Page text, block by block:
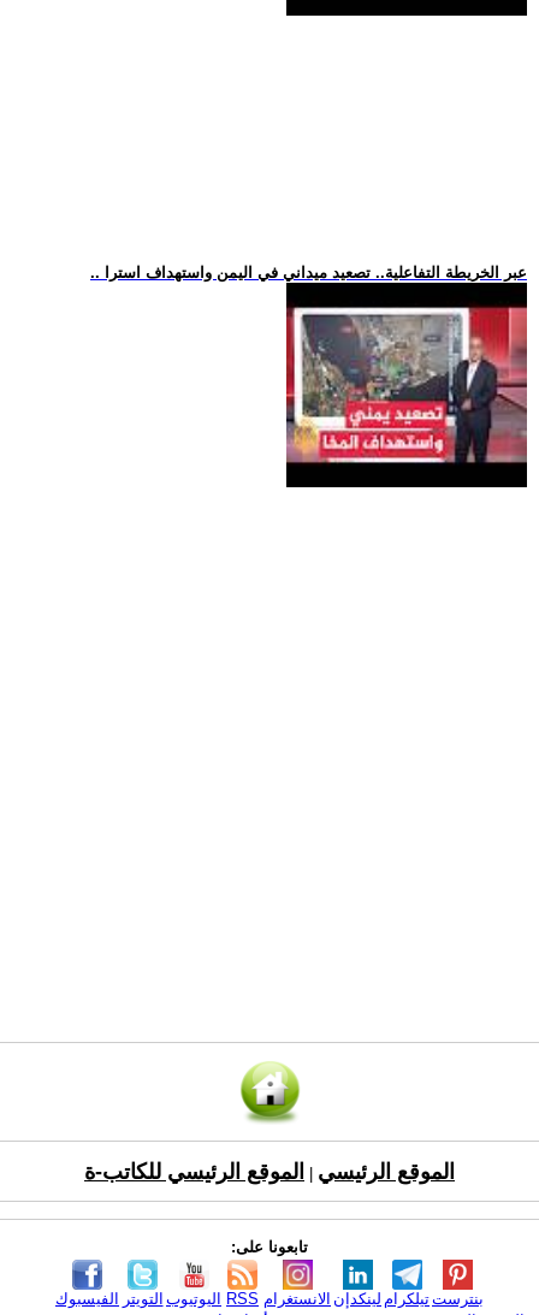
.. عبر الخريطة التفاعلية.. تصعيد ميداني في اليمن واستهداف استرا
الموقع الرئيسي الموقع الرئيسي للكاتب-ة
تابعونا على:
الفيسبوك التويتر اليوتيوب RSS الانستغرام لينكدإن تيلكرامبنترست